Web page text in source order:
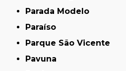
Parada Modelo
Paraíso
Parque São Vicente
Pavuna